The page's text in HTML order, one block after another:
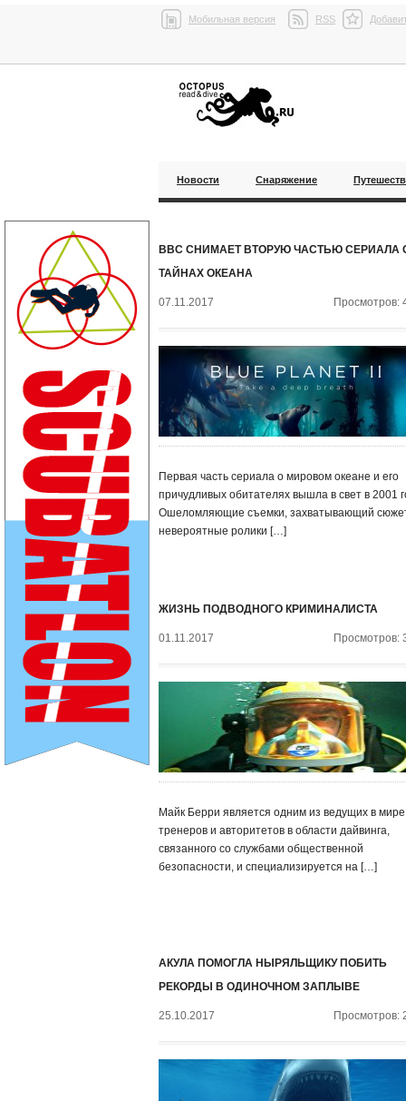
Мобильная версия RSS
Новости Снаряжение
BBC СНИМАЕТ ВТОРУЮ ЧАСТЬЮ СЕРИАЛА
ТАЙНАХ ОКЕАНА
07.11.2017 Просмотров:
Первая часть сериала о мировом океане и его
причудливых обитателях вышла в свет в 2001
Ошеломляющие съемки, захватывающий
невероятные ролики […]
ЖИЗНЬ ПОДВОДНОГО КРИМИНАЛИСТА
01.11.2017 Просмотров:
Майк Берри является одним из ведущих в мире
тренеров и авторитетов в области дайвинга,
связанного со службами общественной
безопасности, и специализируется на […]
АКУЛА ПОМОГЛА НЫРЯЛЬЩИКУ ПОБИТЬ
РЕКОРДЫ В ОДИНОЧНОМ ЗАПЛЫВЕ
25.10.2017 Просмотров: